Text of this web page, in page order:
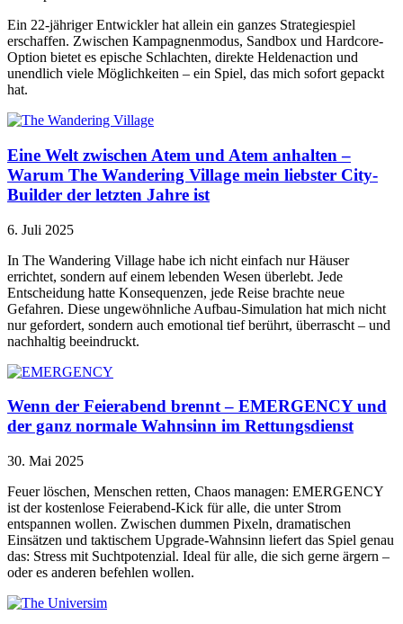
Ein 22-jähriger Entwickler hat allein ein ganzes Strategiespiel
erschaffen. Zwischen Kampagnenmodus, Sandbox und Hardcore-
Option bietet es epische Schlachten, direkte Heldenaction und
unendlich viele Möglichkeiten – ein Spiel, das mich sofort gepackt
hat.
Eine Welt zwischen Atem und Atem anhalten –
Warum The Wandering Village mein liebster City-
Builder der letzten Jahre ist
6. Juli 2025
In The Wandering Village habe ich nicht einfach nur Häuser
errichtet, sondern auf einem lebenden Wesen überlebt. Jede
Entscheidung hatte Konsequenzen, jede Reise brachte neue
Gefahren. Diese ungewöhnliche Aufbau-Simulation hat mich nicht
nur gefordert, sondern auch emotional tief berührt, überrascht – und
nachhaltig beeindruckt.
Wenn der Feierabend brennt – EMERGENCY und
der ganz normale Wahnsinn im Rettungsdienst
30. Mai 2025
Feuer löschen, Menschen retten, Chaos managen: EMERGENCY
ist der kostenlose Feierabend-Kick für alle, die unter Strom
entspannen wollen. Zwischen dummen Pixeln, dramatischen
Einsätzen und taktischem Upgrade-Wahnsinn liefert das Spiel genau
das: Stress mit Suchtpotenzial. Ideal für alle, die sich gerne ärgern –
oder es anderen befehlen wollen.